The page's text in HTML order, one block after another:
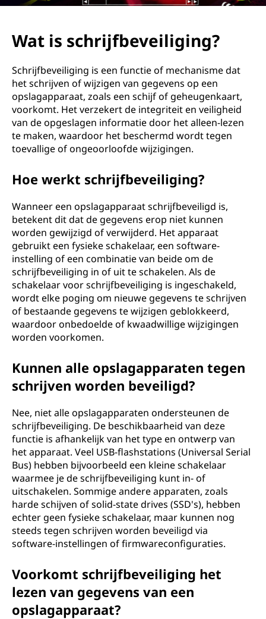
Wat is schrijfbeveiliging?
Schrijfbeveiliging is een functie of mechanisme dat
het schrijven of wijzigen van gegevens op een
opslagapparaat, zoals een schijf of geheugenkaart,
voorkomt. Het verzekert de integriteit en veiligheid
van de opgeslagen informatie door het alleen-lezen
te maken, waardoor het beschermd wordt tegen
toevallige of ongeoorloofde wijzigingen.
Hoe werkt schrijfbeveiliging?
Wanneer een opslagapparaat schrijfbeveiligd is,
betekent dit dat de gegevens erop niet kunnen
worden gewijzigd of verwijderd. Het apparaat
gebruikt een fysieke schakelaar, een software-
instelling of een combinatie van beide om de
schrijfbeveiliging in of uit te schakelen. Als de
schakelaar voor schrijfbeveiliging is ingeschakeld,
wordt elke poging om nieuwe gegevens te schrijven
of bestaande gegevens te wijzigen geblokkeerd,
waardoor onbedoelde of kwaadwillige wijzigingen
worden voorkomen.
Kunnen alle opslagapparaten tegen
schrijven worden beveiligd?
Nee, niet alle opslagapparaten ondersteunen de
schrijfbeveiliging. De beschikbaarheid van deze
functie is afhankelijk van het type en ontwerp van
het apparaat. Veel USB-flashstations (Universal Serial
Bus) hebben bijvoorbeeld een kleine schakelaar
waarmee je de schrijfbeveiliging kunt in- of
uitschakelen. Sommige andere apparaten, zoals
harde schijven of solid-state drives (SSD's), hebben
echter geen fysieke schakelaar, maar kunnen nog
steeds tegen schrijven worden beveiligd via
software-instellingen of firmwareconfiguraties.
Voorkomt schrijfbeveiliging het
lezen van gegevens van een
opslagapparaat?